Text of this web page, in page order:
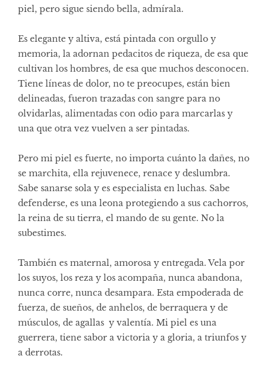
piel, pero sigue siendo bella, admírala.
Es elegante y altiva, está pintada con orgullo y
memoria, la adornan pedacitos de riqueza, de esa que
cultivan los hombres, de esa que muchos desconocen.
Tiene líneas de dolor, no te preocupes, están bien
delineadas, fueron trazadas con sangre para no
olvidarlas, alimentadas con odio para marcarlas y
una que otra vez vuelven a ser pintadas.
Pero mi piel es fuerte, no importa cuánto la dañes, no
se marchita, ella rejuvenece, renace y deslumbra.
Sabe sanarse sola y es especialista en luchas. Sabe
defenderse, es una leona protegiendo a sus cachorros,
la reina de su tierra, el mando de su gente. No la
subestimes.
También es maternal, amorosa y entregada. Vela por
los suyos, los reza y los acompaña, nunca abandona,
nunca corre, nunca desampara. Esta empoderada de
fuerza, de sueños, de anhelos, de berraquera y de
músculos, de agallas y valentía. Mi piel es una
guerrera, tiene sabor a victoria y a gloria, a triunfos y
a derrotas.